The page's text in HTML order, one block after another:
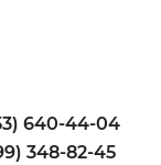
640-44-04
348-82-45